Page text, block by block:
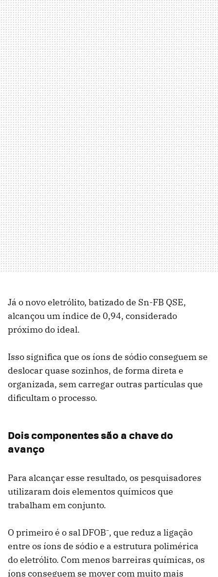
Já o novo eletrólito, batizado de Sn-FB QSE,
alcançou um índice de 0,94, considerado
próximo do ideal.
Isso significa que os íons de sódio conseguem se
deslocar quase sozinhos, de forma direta e
organizada, sem carregar outras partículas que
dificultam o processo.
Dois componentes são a chave do
avanço
Para alcançar esse resultado, os pesquisadores
utilizaram dois elementos químicos que
trabalham em conjunto.
O primeiro é o sal DFOB⁻, que reduz a ligação
entre os íons de sódio e a estrutura polimérica
do eletrólito. Com menos barreiras químicas, os
íons conseguem se mover com muito mais